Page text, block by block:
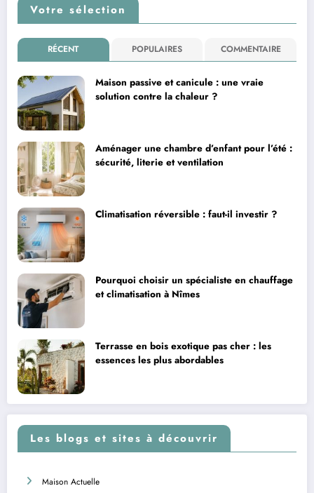
Votre sélection
RÉCENT POPULAIRES COMMENTAIRE
Maison passive et canicule : une vraie
solution contre la chaleur ?
Aménager une chambre d’enfant pour l’été :
sécurité, literie et ventilation
Climatisation réversible : faut-il investir ?
Pourquoi choisir un spécialiste en chauffage
et climatisation à Nîmes
Terrasse en bois exotique pas cher : les
essences les plus abordables
Les blogs et sites à découvrir
Maison Actuelle